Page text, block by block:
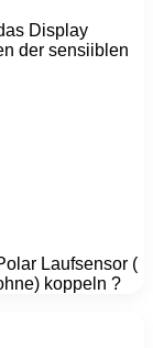
Display
der sensiiblen
Laufsensor (
koppeln ?